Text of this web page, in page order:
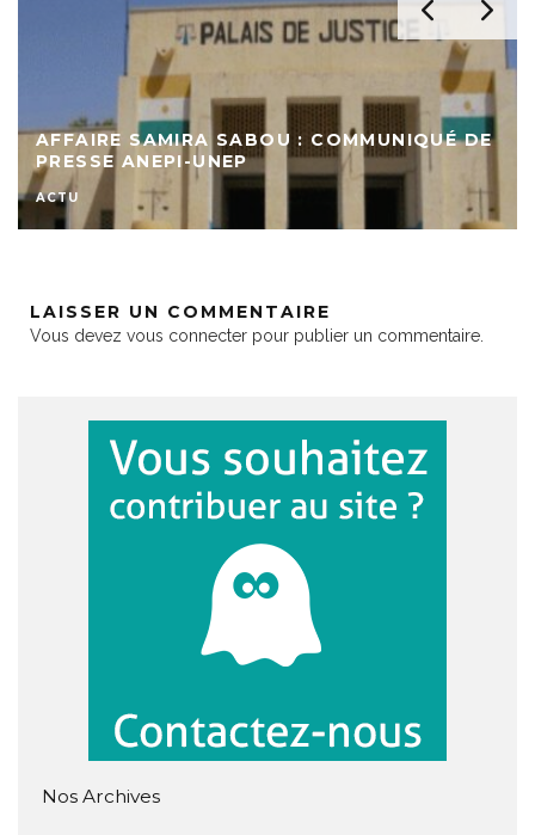
DECLARATION DE PRESSE DU MINISTRE DE
LA JUSTICE, GARDE DES SCEAUX
ACTU
LAISSER UN COMMENTAIRE
Vous devez vous connecter pour publier un commentaire.
Nos Archives